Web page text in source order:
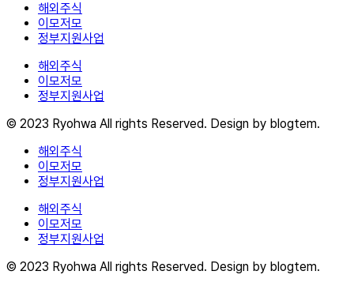
해외주식
이모저모
정부지원사업
해외주식
이모저모
정부지원사업
© 2023 Ryohwa All rights Reserved. Design by blogtem.
해외주식
이모저모
정부지원사업
해외주식
이모저모
정부지원사업
© 2023 Ryohwa All rights Reserved. Design by blogtem.